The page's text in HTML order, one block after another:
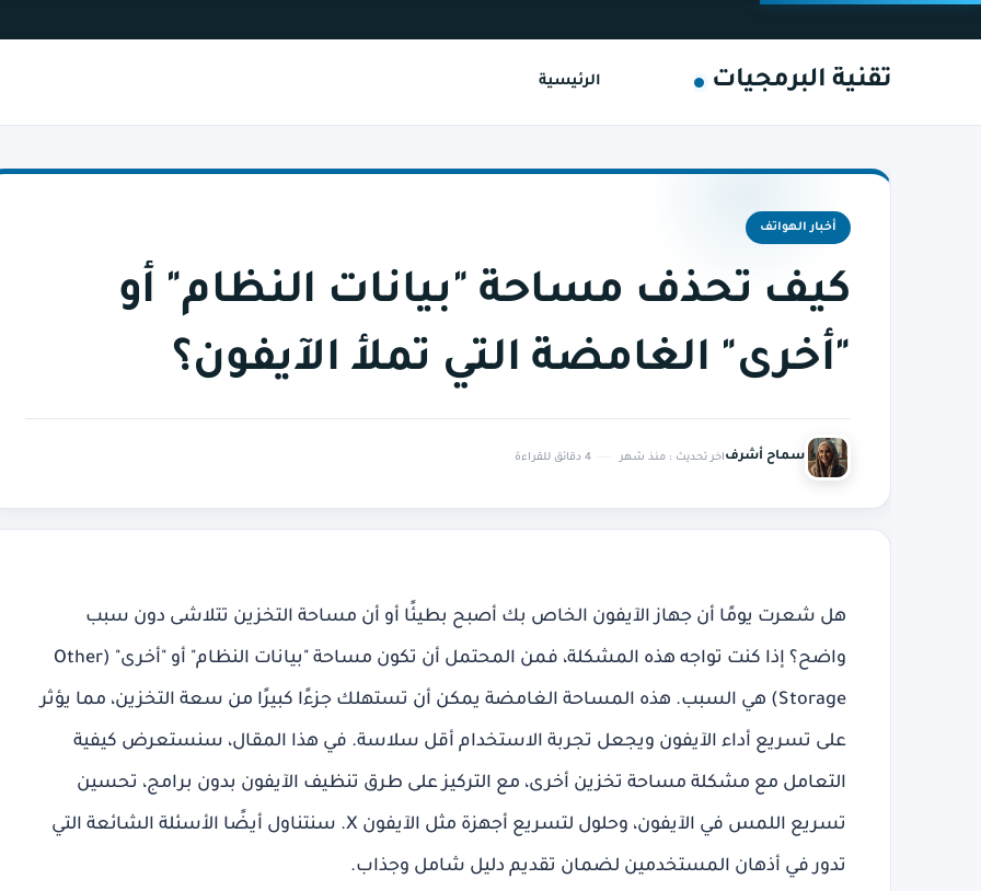
تقنية البرمجيات الرئيسية
أخبار الهواتف
كيف تحذف مساحة "بيانات النظام" أو
"أخرى" الغامضة التي تملأ الآيفون؟
سماح أشرفاخر تحديث : منذ شهر 4 دقائق للقراءة
هل شعرت يومًا أن جهاز الآيفون الخاص بك أصبح بطيئًا أو أن مساحة التخزين تتلاشى دون سبب
واضح؟ إذا كنت تواجه هذه المشكلة، فمن المحتمل أن تكون مساحة "بيانات النظام" أو "أخرى" (Other
Storage) هي السبب. هذه المساحة الغامضة يمكن أن تستهلك جزءًا كبيرًا من سعة التخزين، مما يؤثر
على تسريع أداء الآيفون ويجعل تجربة الاستخدام أقل سلاسة. في هذا المقال، سنستعرض كيفية
التعامل مع مشكلة مساحة تخزين أخرى، مع التركيز على طرق تنظيف الآيفون بدون برامج، تحسين
تسريع اللمس في الآيفون، وحلول لتسريع أجهزة مثل الآيفون X . سنتناول أيضًا الأسئلة الشائعة التي
تدور في أذهان المستخدمين لضمان تقديم دليل شامل وجذاب.